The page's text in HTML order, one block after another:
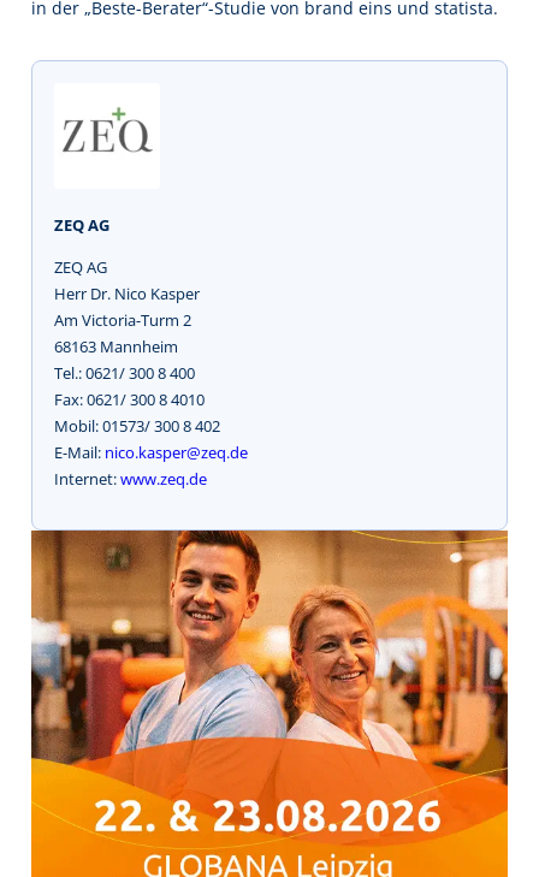
in der „Beste-Berater“-Studie von brand eins und statista.
ZEQ AG
ZEQ AG
Herr Dr. Nico Kasper
Am Victoria-Turm 2
68163 Mannheim
Tel.: 0621/ 300 8 400
Fax: 0621/ 300 8 4010
Mobil: 01573/ 300 8 402
E-Mail: nico.kasper@zeq.de
Internet:www.zeq.de